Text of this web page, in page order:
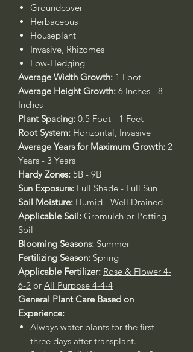
Groundcover
Herbaceous
Houseplant
Invasive, Rhizomes
Low-Hedging
Average Width Growth: 1 Foot
Average Height Growth: 6 Inches - 8
Inches
Plant Spacing: 0.5 Foot - 1 Feet
Root System: Horizontal, Invasive
Average Years for Maximum Growth: 2
Years - 3 Years
Hardy Zones: 5B - 9B
Sun Exposure: Full Shade - Full Sun
Soil Moisture: Humid - Well Drained
Applicable Soil: Gromulch or Potting
Soil
Blooming Seasons: Summer
Fertilizing Season: Spring
Applicable Fertilizer: Rose & Flower 4-
6-2 or All Purpose 4-4-4
General Plant Care Based on
Experience:
Always water plants for the first
three days after transplant.